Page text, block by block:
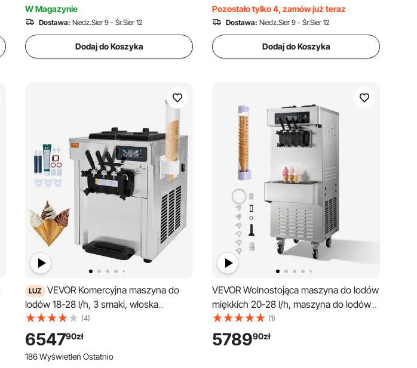
owocowego i gelato, szary, 1400 W
W Magazynie
Dostawa: Niedz.Sier 9 - Śr.Sier 12
Dodaj do Koszyka
restauracji, srebrna
Pozostało tylko 4, zamów już teraz
Dostawa: Niedz.Sier 9 - Śr.Sier 12
Dodaj do Koszyka
LUZ VEVOR Komercyjna maszyna do
lodów 18-28 l/h, 3 smaki, włoska
maszyna do lodów, 2 zasobniki po 5,5 l,
panel LCD, automatyczne chłodzenie
wstępne, czyszczenie, do jogurtu,
kawy, baru przekąskowego, restauracji
(4)
654790zł
186 Wyświetleń Ostatnio
VEVOR Wolnostojąca maszyna do lodów
miękkich 20-28 l/h, maszyna do lodów
2200 W, komercyjna maszyna do lodów
z 3 smakami i 2 pojemnikami o
pojemności 6 litrów, funkcją wstępnego
(1)
578990zł